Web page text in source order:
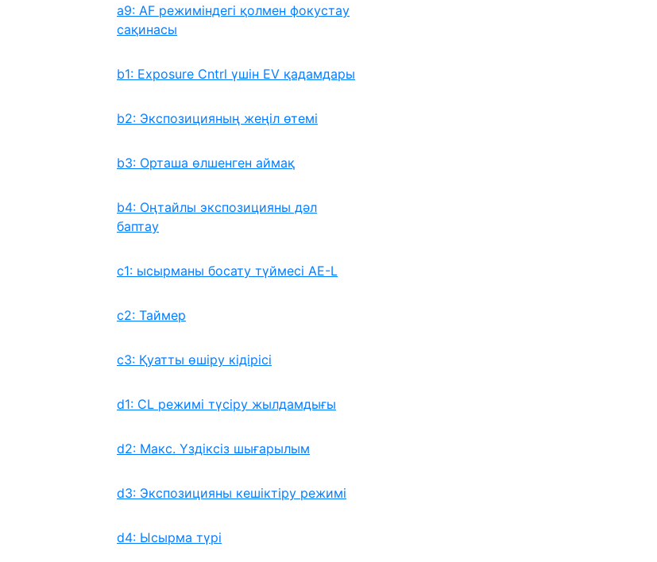
a9: AF режиміндегі қолмен фокустау
сақинасы
b1: Exposure Cntrl үшін EV қадамдары
b2: Экспозицияның жеңіл өтемі
b3: Орташа өлшенген аймақ
b4: Оңтайлы экспозицияны дәл
баптау
c1: ысырманы босату түймесі AE-L
c2: Таймер
c3: Қуатты өшіру кідірісі
d1: CL режимі түсіру жылдамдығы
d2: Макс. Үздіксіз шығарылым
d3: Экспозицияны кешіктіру режимі
d4: Ысырма түрі